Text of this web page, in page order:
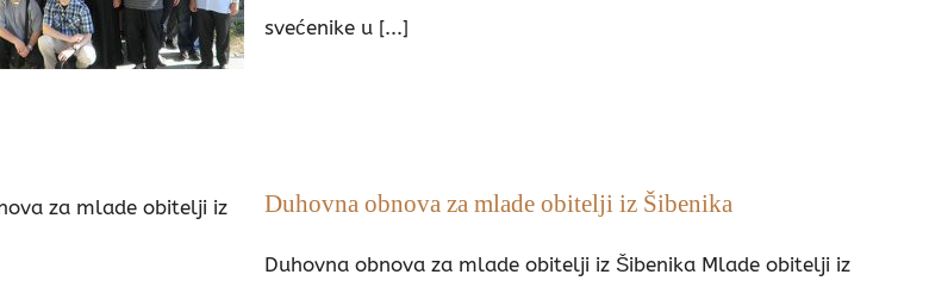
svećenike u [...]
Duhovna obnova za mlade obitelji iz Šibenika
Duhovna obnova za mlade obitelji iz Šibenika Mlade obitelji iz